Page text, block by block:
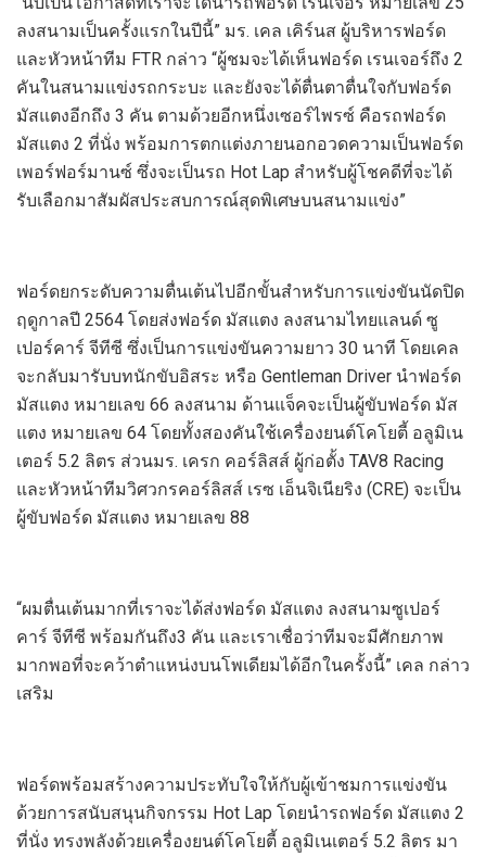
ลงสนามเป็นครั้งแรกในปีนี้” มร. เคล เคิร์นส ผู้บริหารฟอร์ด
และหัวหน้าทีม FTR กล่าว “ผู้ชมจะได้เห็นฟอร์ด เรนเจอร์ถึง 2
คันในสนามแข่งรถกระบะ และยังจะได้ตื่นตาตื่นใจกับฟอร์ด
มัสแตงอีกถึง 3 คัน ตามด้วยอีกหนึ่งเซอร์ไพรซ์ คือรถฟอร์ด
มัสแตง 2 ที่นั่ง พร้อมการตกแต่งภายนอกอวดความเป็นฟอร์ด
เพอร์ฟอร์มานซ์ ซึ่งจะเป็นรถ Hot Lap สำหรับผู้โชคดีที่จะได้
รับเลือกมาสัมผัสประสบการณ์สุดพิเศษบนสนามแข่ง”
ฟอร์ดยกระดับความตื่นเต้นไปอีกขั้นสำหรับการแข่งขันนัดปิด
ฤดูกาลปี 2564 โดยส่งฟอร์ด มัสแตง ลงสนามไทยแลนด์ ซู
เปอร์คาร์ จีทีซี ซึ่งเป็นการแข่งขันความยาว 30 นาที โดยเคล
จะกลับมารับบทนักขับอิสระ หรือ Gentleman Driver นำฟอร์ด
มัสแตง หมายเลข 66 ลงสนาม ด้านแจ็คจะเป็นผู้ขับฟอร์ด มัส
แตง หมายเลข 64 โดยทั้งสองคันใช้เครื่องยนต์โคโยตี้ อลูมิเน
เตอร์ 5.2 ลิตร ส่วนมร. เครก คอร์ลิสส์ ผู้ก่อตั้ง TAV8 Racing
และหัวหน้าทีมวิศวกรคอร์ลิสส์ เรซ เอ็นจิเนียริง (CRE) จะเป็น
ผู้ขับฟอร์ด มัสแตง หมายเลข 88
“ผมตื่นเต้นมากที่เราจะได้ส่งฟอร์ด มัสแตง ลงสนามซูเปอร์
คาร์ จีทีซี พร้อมกันถึง3 คัน และเราเชื่อว่าทีมจะมีศักยภาพ
มากพอที่จะคว้าตำแหน่งบนโพเดียมได้อีกในครั้งนี้” เคล กล่าว
เสริม
ฟอร์ดพร้อมสร้างความประทับใจให้กับผู้เข้าชมการแข่งขัน
ด้วยการสนับสนุนกิจกรรม Hot Lap โดยนำรถฟอร์ด มัสแตง 2
ที่นั่ง ทรงพลังด้วยเครื่องยนต์โคโยตี้ อลูมิเนเตอร์ 5.2 ลิตร มา